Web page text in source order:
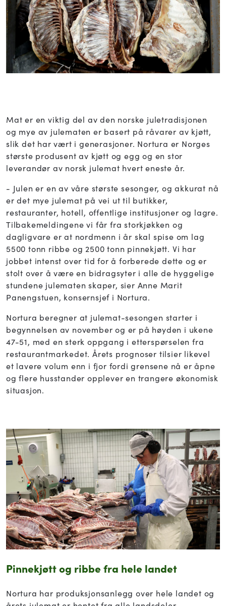
Mat er en viktig del av den norske juletradisjonen
og mye av julematen er basert på råvarer av kjøtt,
slik det har vært i generasjoner. Nortura er Norges
største produsent av kjøtt og egg og en stor
leverandør av norsk julemat hvert eneste år.
- Julen er en av våre største sesonger, og akkurat nå
er det mye julemat på vei ut til butikker,
restauranter, hotell, offentlige institusjoner og lagre.
Tilbakemeldingene vi får fra storkjøkken og
dagligvare er at nordmenn i år skal spise om lag
5500 tonn ribbe og 2500 tonn pinnekjøtt. Vi har
jobbet intenst over tid for å forberede dette og er
stolt over å være en bidragsyter i alle de hyggelige
stundene julematen skaper, sier Anne Marit
Panengstuen, konsernsjef i Nortura.
Nortura beregner at julemat-sesongen starter i
begynnelsen av november og er på høyden i ukene
47-51, med en sterk oppgang i etterspørselen fra
restaurantmarkedet. Årets prognoser tilsier likevel
et lavere volum enn i fjor fordi grensene nå er åpne
og flere husstander opplever en trangere økonomisk
situasjon.
Pinnekjøtt og ribbe fra hele landet
Nortura har produksjonsanlegg over hele landet og